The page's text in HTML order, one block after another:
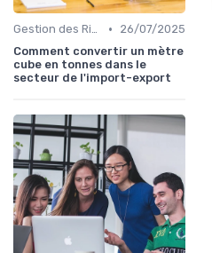
Gestion des Risques •
26/07/2025
Comment convertir un mètre
cube en tonnes dans le
secteur de l'import-export